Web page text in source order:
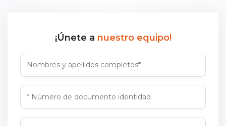
¡Únete a nuestro equipo!